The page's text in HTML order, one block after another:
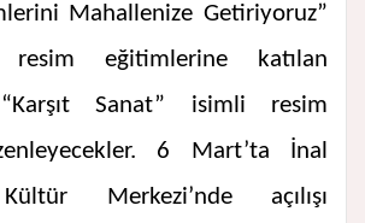
Mahallenize Getiriyoruz”
resim eğitimlerine katılan
Sanat” isimli resim
6 Mart’ta İnal
Merkezi’nde açılışı